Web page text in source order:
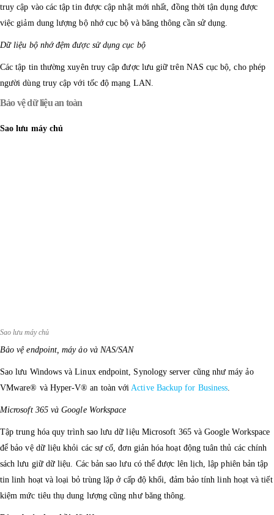
truy cập vào các tập tin được cập nhật mới nhất, đồng thời tận dụng được
việc giảm dung lượng bộ nhớ cục bộ và băng thông cần sử dụng.
Dữ liệu bộ nhớ đệm được sử dụng cục bộ
Các tập tin thường xuyên truy cập được lưu giữ trên NAS cục bộ, cho phép
người dùng truy cập với tốc độ mạng LAN.
Bảo vệ dữ liệu an toàn
Sao lưu máy chủ
Sao lưu máy chủ
Bảo vệ endpoint, máy ảo và NAS/SAN
Sao lưu Windows và Linux endpoint, Synology server cũng như máy ảo
VMware® và Hyper-V® an toàn với Active Backup for Business
Microsoft 365 và Google Workspace
Tập trung hóa quy trình sao lưu dữ liệu Microsoft 365 và Google Workspace
để bảo vệ dữ liệu khỏi các sự cố, đơn giản hóa hoạt động tuân thủ các chính
sách lưu giữ dữ liệu. Các bản sao lưu có thể được lên lịch, lập phiên bản tập
tin linh hoạt và loại bỏ trùng lặp ở cấp độ khối, đảm bảo tính linh hoạt và tiết
kiệm mức tiêu thụ dung lượng cũng như băng thông.